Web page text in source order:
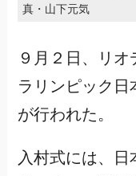
真・山下元気
９月２日、リ
ラリンピック
が行われた。
入村式には、